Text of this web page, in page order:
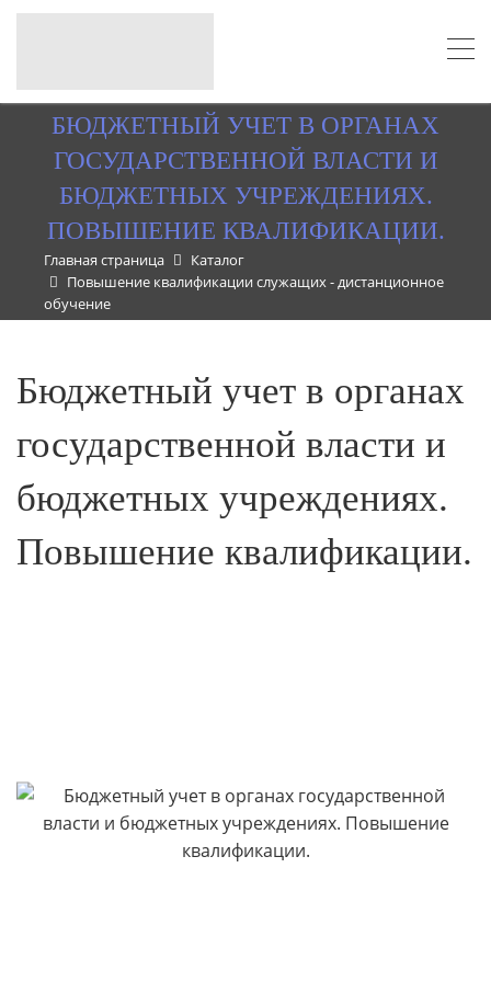
БЮДЖЕТНЫЙ УЧЕТ В ОРГАНАХ
ГОСУДАРСТВЕННОЙ ВЛАСТИ И
БЮДЖЕТНЫХ УЧРЕЖДЕНИЯХ.
ПОВЫШЕНИЕ КВАЛИФИКАЦИИ.
Главная страница
Каталог
Повышение квалификации служащих - дистанционное
обучение
Бюджетный учет в органах
государственной власти и
бюджетных учреждениях.
Повышение квалификации.